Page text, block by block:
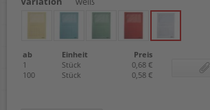
ab Einheit
Preis
1
Stück
0,68 €
100
Stück 0,58 €